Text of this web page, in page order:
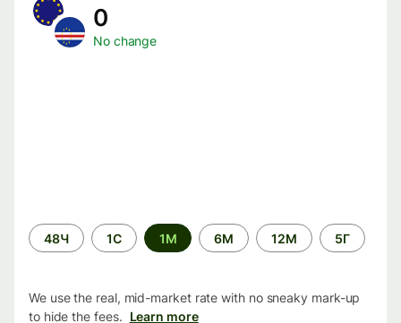
0
No change
Time
period
48Ч 1С 1М 6М 12М 5Г
We use the real, mid-market rate with no sneaky mark-up
to hide the fees. Learn more